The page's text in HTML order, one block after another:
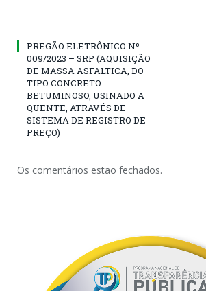
PREGÃO ELETRÔNICO Nº
009/2023 – SRP (AQUISIÇÃO
DE MASSA ASFALTICA, DO
TIPO CONCRETO
BETUMINOSO, USINADO A
QUENTE, ATRAVÉS DE
SISTEMA DE REGISTRO DE
PREÇO)
Os comentários estão fechados.